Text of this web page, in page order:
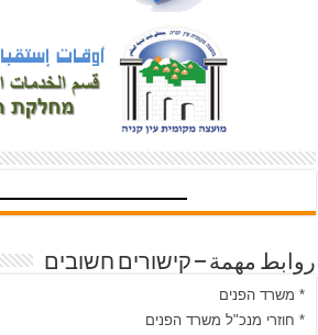
روابط مهمة – קישורים חשובים
* משרד הפנים
* חוזרי מנכ"ל משרד הפנים